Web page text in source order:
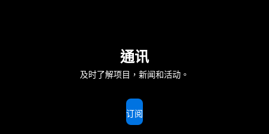
通讯
及时了解项目，新闻和活动。
订阅